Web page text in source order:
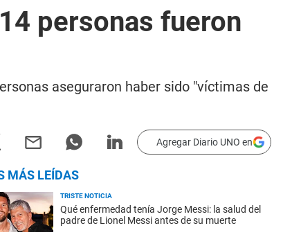
personas fueron
aseguraron haber sido "víctimas de
Agregar Diario UNO en
MÁS LEÍDAS
TRISTE NOTICIA
Qué enfermedad tenía Jorge Messi: la salud del
padre de Lionel Messi antes de su muerte